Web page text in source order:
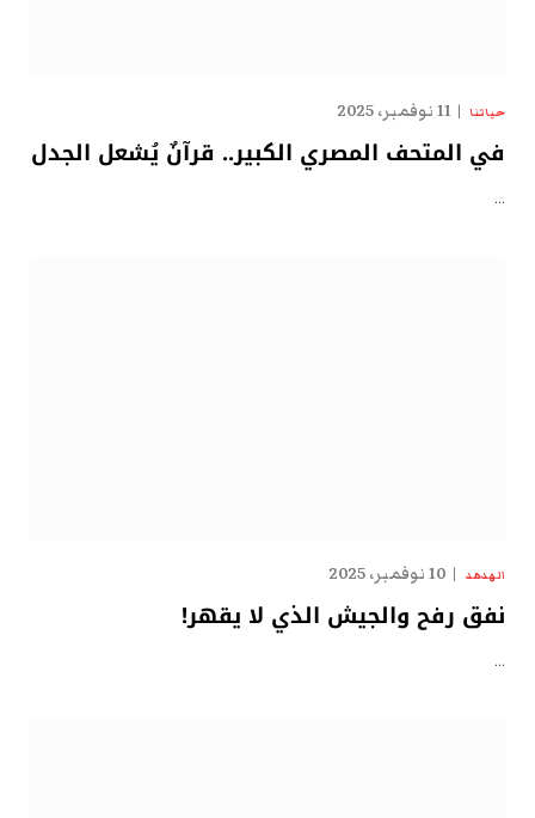
حياتنا 11 نوفمبر، 2025
في المتحف المصري الكبير.. قرآنٌ يُشعل الجدل
…
الهدهد 10 نوفمبر، 2025
نفق رفح والجيش الذي لا يقهر!
…